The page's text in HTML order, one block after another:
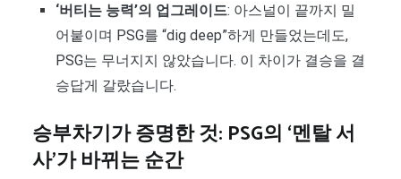
‘버티는 능력’의 업그레이드: 아스널이 끝까지 밀
어붙이며 PSG를 “dig deep”하게 만들었는데도,
PSG는 무너지지 않았습니다. 이 차이가 결승을 결
승답게 갈랐습니다.
승부차기가 증명한 것: PSG의 ‘멘탈 서
사’가 바뀌는 순간